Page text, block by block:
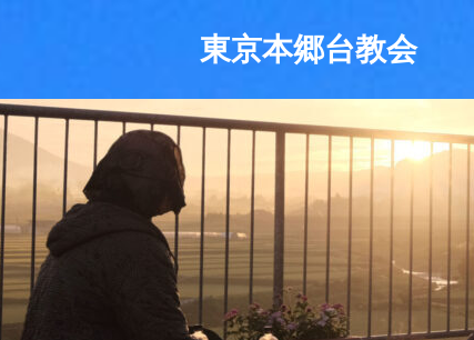
東京本郷台教会